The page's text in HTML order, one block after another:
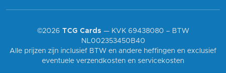
©2026 TCG Cards — KVK 69438080 – BTW
NL002353450B40
Alle prijzen zijn inclusief BTW en andere heffingen en exclusief
eventuele verzendkosten en servicekosten